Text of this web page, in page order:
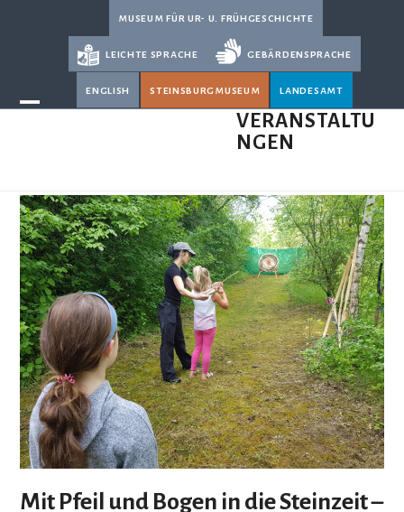
museum für ur- u. frühgeschichte
leichte sprache gebärdensprache
english steinsburgmuseum landesamt
VERANSTALTU
NGEN
Mit Pfeil und Bogen in die Steinzeit –